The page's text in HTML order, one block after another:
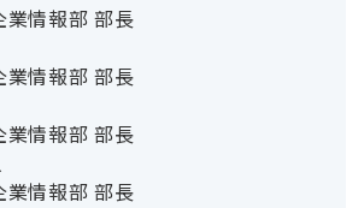
業情報部 部長
業情報部 部長
業情報部 部長
業情報部 部長